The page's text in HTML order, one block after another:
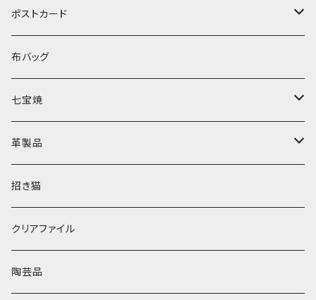
長袖
半袖
ポストカード
誕生日
夏
感謝
開運
元気
クリスマス
布バッグ
七宝焼
ブローチ
ピアス
キーホルダー
革製品
小銭入れ
ポーチ
財布
招き猫
クリアファイル
陶芸品